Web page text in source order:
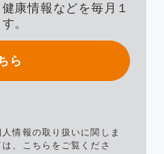
康情報などを毎月１
。
ら
情報の取り扱いに関しま
、
こちら をご覧くださ